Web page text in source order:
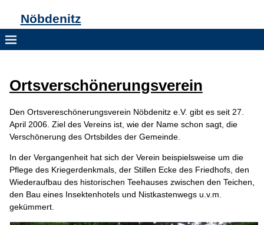
Nöbdenitz
Ortsverschönerungsverein
Den Ortsvereschönerungsverein Nöbdenitz e.V. gibt es seit 27.
April 2006. Ziel des Vereins ist, wie der Name schon sagt, die
Verschönerung des Ortsbildes der Gemeinde.
In der Vergangenheit hat sich der Verein beispielsweise um die
Pflege des Kriegerdenkmals, der Stillen Ecke des Friedhofs, den
Wiederaufbau des historischen Teehauses zwischen den Teichen,
den Bau eines Insektenhotels und Nistkastenwegs u.v.m.
gekümmert.